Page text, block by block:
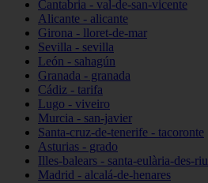
Cantabria - val-de-san-vicente
Alicante - alicante
Girona - lloret-de-mar
Sevilla - sevilla
León - sahagún
Granada - granada
Cádiz - tarifa
Lugo - viveiro
Murcia - san-javier
Santa-cruz-de-tenerife - tacoronte
Asturias - grado
Illes-balears - santa-eulària-des-riu
Madrid - alcalá-de-henares